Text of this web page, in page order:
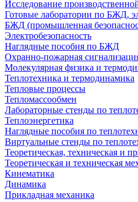
Исследование
Готовые лаборатории по БЖД,
БЖД (промышленная
Электробезопасность
Наглядные пособия по БЖД
Охранно-пожарная
Молекулярная физика и
Теплотехника и термодинамика
Тепловые процессы
Тепломассообмен
Лабораторные стенды по
Теплоэнергетика
Наглядные пособия по
Виртуальные стенды по
Теоретическая, техническая и
Теоретическая и техническая
Кинематика
Динамика
Прикладная механика